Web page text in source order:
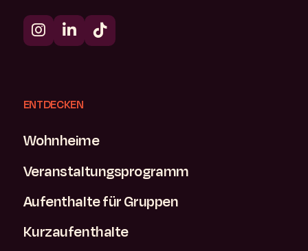
ENTDECKEN
Wohnheime
Veranstaltungsprogramm
Aufenthalte für Gruppen
Kurzaufenthalte